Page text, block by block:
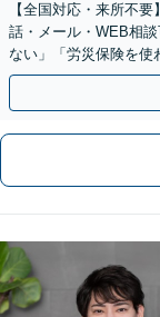
【全国対応・来所不
話・メール・WEB相
ない」「労災保険を使
い。損害賠償請求した